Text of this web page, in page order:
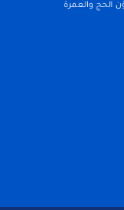
الحج والعمرة